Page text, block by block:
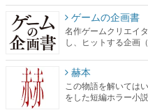
ゲームの企画書
名作ゲームクリエイ
し、ヒットする企画
赫本
この物語を解いては
をした短編ホラー小説